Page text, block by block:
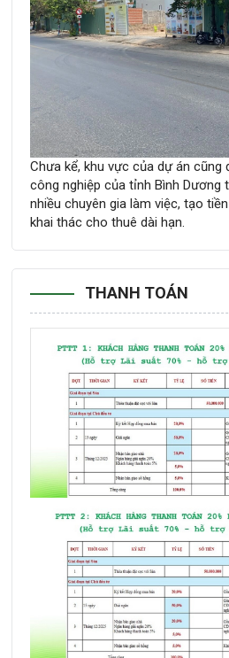
Chưa kể, khu vực của dự án cũng
công nghiệp của tỉnh Bình Dương
nhiều chuyên gia làm việc, tạo
khai thác cho thuê dài hạn.
THANH TOÁN